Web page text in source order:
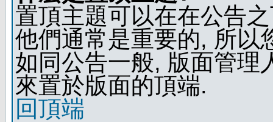
置頂主題可以在在公告
他們通常是重要的, 所以
如同公告一般, 版面管理
來置於版面的頂端.
回頂端